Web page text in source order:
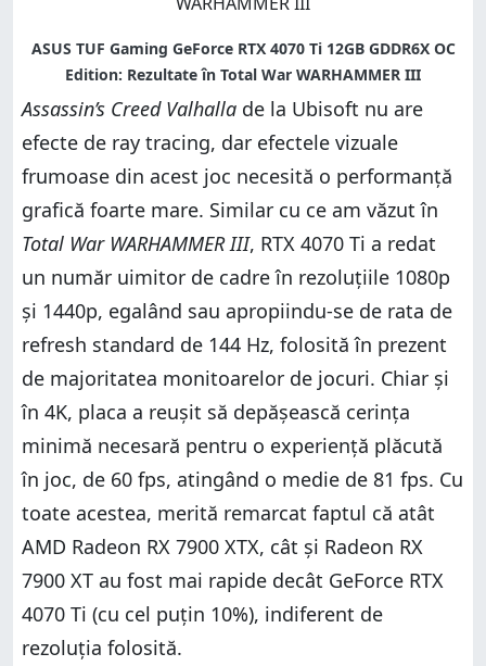
Assassin’s Creed Valhalla de la Ubisoft nu are
efecte de ray tracing, dar efectele vizuale
frumoase din acest joc necesită o performanță
grafică foarte mare. Similar cu ce am văzut în
Total War WARHAMMER III, RTX 4070 Ti a redat
un număr uimitor de cadre în rezoluțiile 1080p
și 1440p, egalând sau apropiindu-se de rata de
refresh standard de 144 Hz, folosită în prezent
de majoritatea monitoarelor de jocuri. Chiar și
în 4K, placa a reușit să depășească cerința
minimă necesară pentru o experiență plăcută
în joc, de 60 fps, atingând o medie de 81 fps. Cu
toate acestea, merită remarcat faptul că atât
AMD Radeon RX 7900 XTX, cât și Radeon RX
7900 XT au fost mai rapide decât GeForce RTX
4070 Ti (cu cel puțin 10%), indiferent de
rezoluția folosită.